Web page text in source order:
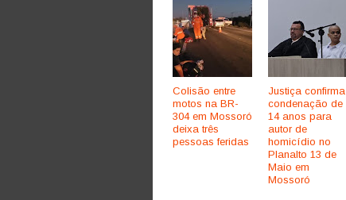
Colisão entre
motos na BR-
304 em Mossoró
deixa três
pessoas feridas
Justiça confirma
condenação de
14 anos para
autor de
homicídio no
Planalto 13 de
Maio em
Mossoró